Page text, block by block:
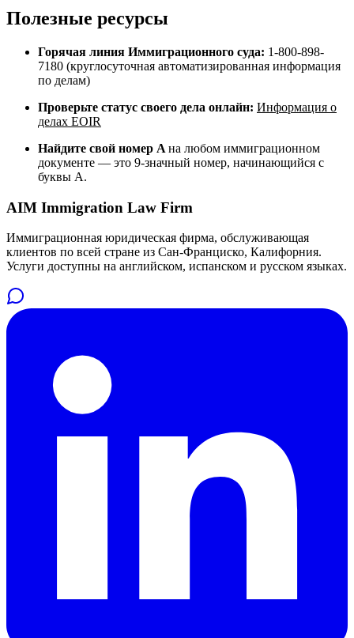
Полезные ресурсы
Горячая линия Иммиграционного суда: 1-800-898-
7180 (круглосуточная автоматизированная информация
по делам)
Проверьте статус своего дела онлайн: Информация о
делах EOIR
Найдите свой номер A на любом иммиграционном
документе — это 9-значный номер, начинающийся с
буквы A.
AIM Immigration Law Firm
Иммиграционная юридическая фирма, обслуживающая
клиентов по всей стране из Сан-Франциско, Калифорния.
Услуги доступны на английском, испанском и русском языках.